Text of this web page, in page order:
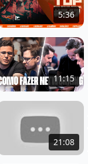
5:36
11:15
21:08